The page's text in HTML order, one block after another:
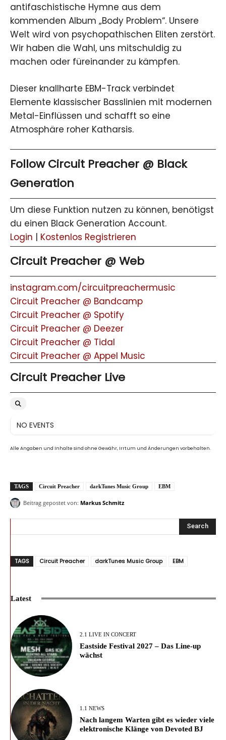
antifaschistische Hymne aus dem
kommenden Album „Body Problem“. Unsere
Welt wird von psychopathischen Eliten zerstört.
Wir haben die Wahl, uns mitschuldig zu
machen oder füreinander zu kämpfen.
Dieser knallharte EBM-Track verbindet
Elemente klassischer Basslinien mit modernen
Metal-Einflüssen und schafft so eine
Atmosphäre roher Katharsis.
Follow Circuit Preacher @ Black
Generation
Um diese Funktion nutzen zu können, benötigst
du einen Black Generation Account.
Login | Kostenlos Registrieren
Circuit Preacher @ Web
instagram.com/circuitpreachermusic
Circuit Preacher @ Bandcamp
Circuit Preacher @ Spotify
Circuit Preacher @ Deezer
Circuit Preacher @ Tidal
Circuit Preacher @ Appel Music
Circuit Preacher Live
NO EVENTS
Alle Angaben und Inhalte sind ohne Gewähr, Irrtum und Änderungen vorbehalten.
TAGS Circuit Preacher darkTunes Music Group EBM
Beitrag gepostet von: Markus Schmitz
Search
TAGS Circuit Preacher darkTunes Music Group EBM
Latest
2.1 LIVE IN CONCERT
Eastside Festival 2027 – Das Line-up
wächst
1.1 NEWS
Nach langem Warten gibt es wieder viele
elektronische Klänge von Devoted BJ